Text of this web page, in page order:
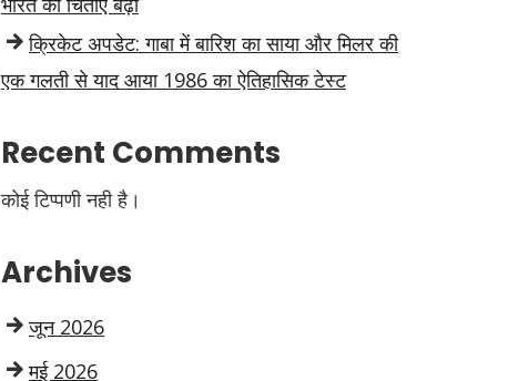
क्रिकेट अपडेट: गाबा में बारिश का साया और मिलर की
एक गलती से याद आया 1986 का ऐतिहासिक टेस्ट
Recent Comments
कोई टिप्पणी नही है।
Archives
जून 2026
मई 2026